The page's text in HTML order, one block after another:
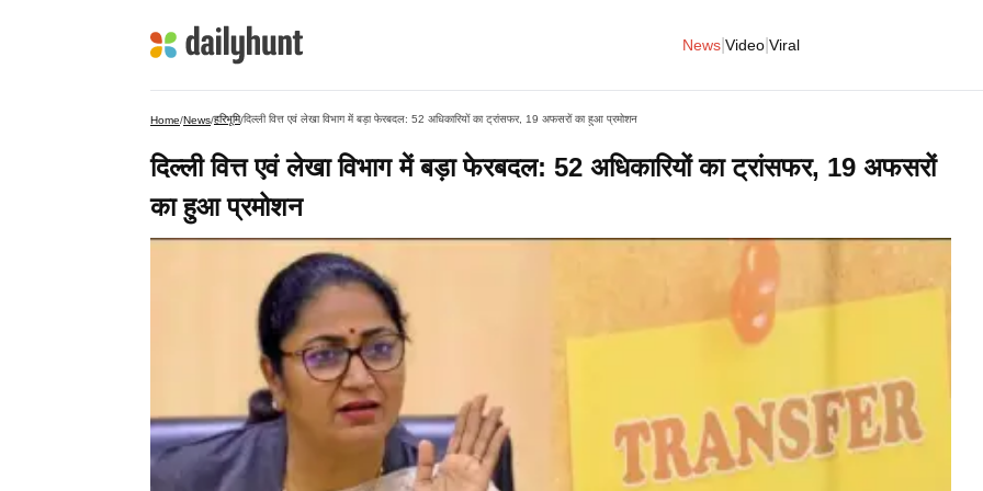
News Video Viral
Home/News/हरिभूमि/दिल्ली वित्त एवं लेखा विभाग में बड़ा फेरबदल: 52 अधिकारियों का ट्रांसफर, 19 अफसरों का हुआ प्रमोशन
दिल्ली वित्त एवं लेखा विभाग में बड़ा फेरबदल: 52 अधिकारियों का ट्रांसफर, 19 अफसरों
का हुआ प्रमोशन